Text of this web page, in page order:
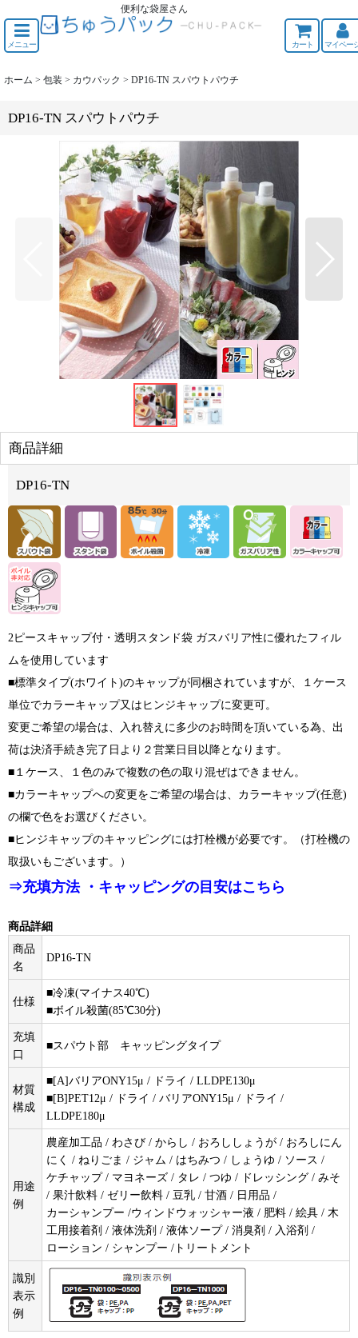
便利な袋屋さん
メニュー カート マイペー
ホーム > 包装 > カウパック > DP16-TN スパウトパウチ
DP16-TN スパウトパウチ
商品詳細
DP16-TN
2ピースキャップ付・透明スタンド袋 ガスバリア性に優れたフィル
ムを使用しています
■標準タイプ(ホワイト)のキャップが同梱されていますが、１ケース
単位でカラーキャップ又はヒンジキャップに変更可。
変更ご希望の場合は、入れ替えに多少のお時間を頂いている為、出
荷は決済手続き完了日より２営業日目以降となります。
■１ケース、１色のみで複数の色の取り混ぜはできません。
■カラーキャップへの変更をご希望の場合は、カラーキャップ(任意)
の欄で色をお選びください。
■ヒンジキャップのキャッピングには打栓機が必要です。（打栓機の
取扱いもございます。）
⇒充填方法 ・キャッピングの目安はこちら
商品詳細
商品
名
DP16-TN
仕様
■冷凍(マイナス40℃)
■ボイル殺菌(85℃30分)
充填
口
■スパウト部 キャッピングタイプ
材質
構成
■[A]バリアONY15μ / ドライ / LLDPE130μ
■[B]PET12μ / ドライ / バリアONY15μ / ドライ /
LLDPE180μ
用途
例
農産加工品 / わさび / からし / おろししょうが / おろしにん
にく / ねりごま / ジャム / はちみつ / しょうゆ / ソース /
ケチャップ / マヨネーズ / タレ / つゆ / ドレッシング / みそ
/ 果汁飲料 / ゼリー飲料 / 豆乳 / 甘酒 / 日用品 /
カーシャンプー /ウィンドウォッシャー液 / 肥料 / 絵具 / 木
工用接着剤 / 液体洗剤 / 液体ソープ / 消臭剤 / 入浴剤 /
ローション / シャンプー /トリートメント
識別
表示
例